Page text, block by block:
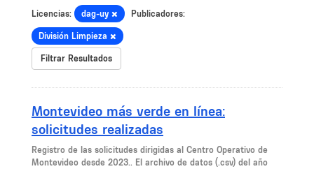
Licencias: dag-uy Publicadores:
División Limpieza
Filtrar Resultados
Montevideo más verde en línea:
solicitudes realizadas
Registro de las solicitudes dirigidas al Centro Operativo de
Montevideo desde 2023.. El archivo de datos (.csv) del año